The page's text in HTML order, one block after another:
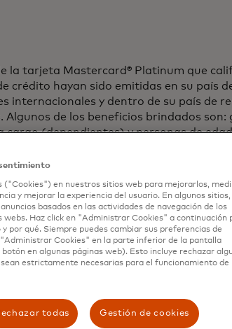
tarjeta Mastercard® Platinum que
crédito hayan sido emitidas en su país
internacionales y dentro de su país de
de los beneficios brindados son:
(dependientes) y personas de
es brindado por AXA Assistance
residencia real, habitual y permanente
elegibles. La asistencia también
("Cookies") en nuestros sitios web para mejorarlos,
y mejorar la experiencia del usuario. En algunos sitios,
basados ​​en las actividades de navegación de los
webs. Haz click en "Administrar Cookies" a continuación
por qué. Siempre puedes cambiar sus preferencias de
Cookies" en la parte inferior de la pantalla
en algunas páginas web). Esto incluye rechazar
estrictamente necesarias para el funcionamiento de
todas Gestión de cookies